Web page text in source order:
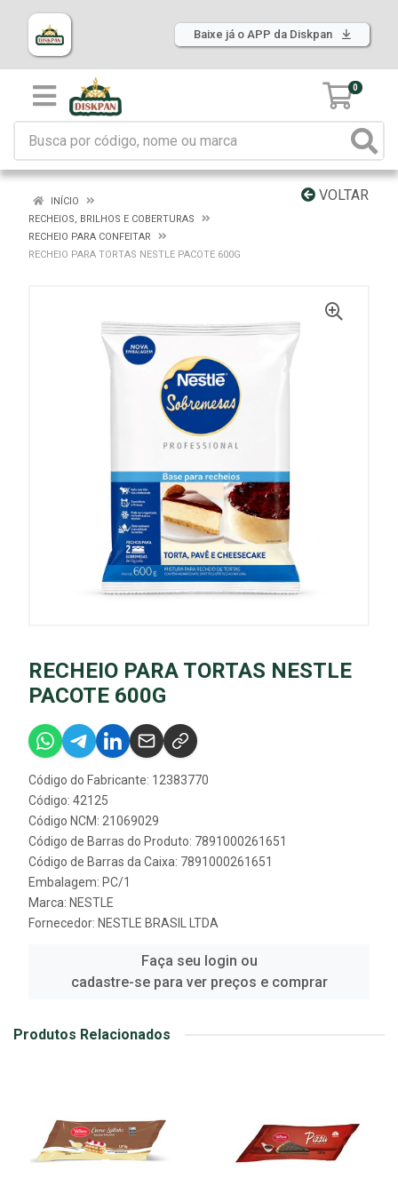
Baixe já o APP da Diskpan
0
VOLTAR
INÍCIO
RECHEIOS, BRILHOS E COBERTURAS
RECHEIO PARA CONFEITAR
RECHEIO PARA TORTAS NESTLE PACOTE 600G
RECHEIO PARA TORTAS NESTLE
PACOTE 600G
Código do Fabricante: 12383770
Código: 42125
Código NCM: 21069029
Código de Barras do Produto: 7891000261651
Código de Barras da Caixa: 7891000261651
Embalagem: PC/1
Marca: NESTLE
Fornecedor: NESTLE BRASIL LTDA
Faça seu login ou
cadastre-se para ver preços e comprar
Produtos Relacionados